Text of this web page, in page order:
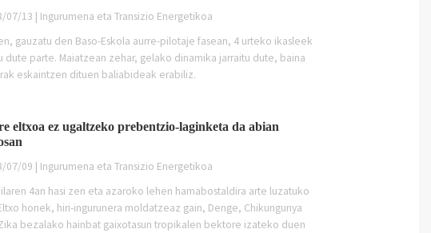
07/13 | Ingurumena eta Transizio Energetikoa
gauzatu den Baso-Eskola aurre-pilotaje fasean, 4 urteko ikasleek
dute parte. Maiatzean zehar, gelako dinamika jarraitu dute, baina
eskaintzen dituen baliabideak erabiliz.
eltxoa ez ugaltzeko prebentzio-laginketa da abian
07/09 | Ingurumena eta Transizio Energetikoa
4an hasi zen eta azaroko lehen hamabostaldira arte luzatuko
honek, hiri-ingurunera moldatzeaz gain, Denge, Chikungunya
bezalako hainbat gaixotasun tropikalen bektore izateko duen